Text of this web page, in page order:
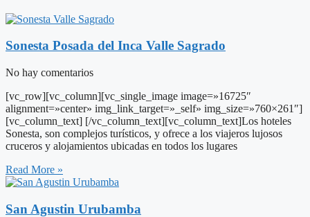
Sonesta Posada del Inca Valle Sagrado
No hay comentarios
[vc_row][vc_column][vc_single_image image=»16725″
alignment=»center» img_link_target=»_self» img_size=»760×261″]
[vc_column_text] [/vc_column_text][vc_column_text]Los hoteles
Sonesta, son complejos turísticos, y ofrece a los viajeros lujosos
cruceros y alojamientos ubicadas en todos los lugares
Read More »
San Agustin Urubamba